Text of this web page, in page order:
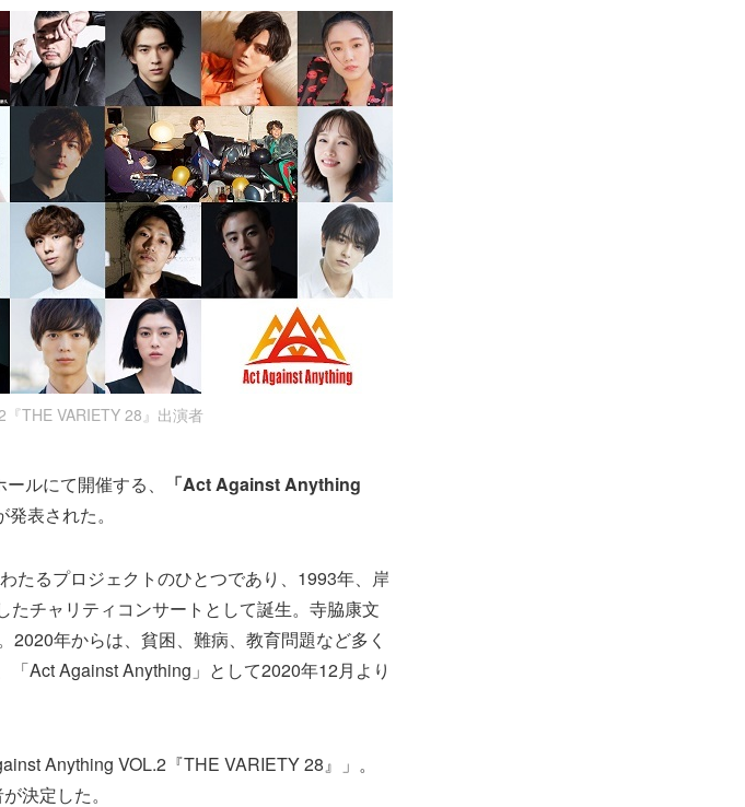
THE VARIETY 28』出演者
ルにて開催する、
「Act Against Anything
表された。
たるプロジェクトのひとつであり、1993年、岸
チャリティコンサートとして誕生。寺脇康文
年からは、貧困、難病、教育問題など多く
Act Against Anything」として2020年12月より
Anything VOL.2『THE VARIETY 28』」。
決定した。